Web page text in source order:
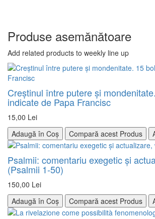
Produse asemănătoare
Add related products to weekly line up
Creştinul între putere şi
indicate de Papa Francisc
15,00 Lei
Adaugă în Coș
Compară acest Produs
Psalmii: comentariu exegetic şi
(Psalmii 1-50)
150,00 Lei
Adaugă în Coș
Compară acest Produs